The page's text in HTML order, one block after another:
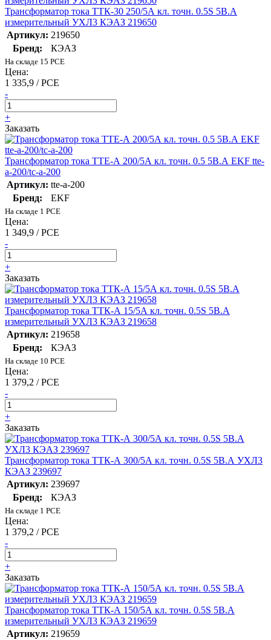
Трансформатор тока ТТК-30 250/5А кл. точн. 0.5S 5В.А
измерительный УХЛ3 КЭАЗ 219650
Артикул: 219650
Бренд:
КЭАЗ
На складе 15 PCE
Цена:
1 335,9 / PCE
-
+
Заказать
Трансформатор тока ТТЕ-А 200/5А кл. точн. 0.5 5В.А EKF tte-
a-200/tc-a-200
Артикул: tte-a-200
Бренд:
EKF
На складе 1 PCE
Цена:
1 349,9 / PCE
-
+
Заказать
Трансформатор тока ТТК-А 15/5А кл. точн. 0.5S 5В.А
измерительный УХЛ3 КЭАЗ 219658
Артикул: 219658
Бренд:
КЭАЗ
На складе 10 PCE
Цена:
1 379,2 / PCE
-
+
Заказать
Трансформатор тока ТТК-А 300/5А кл. точн. 0.5S 5В.А УХЛ3
КЭАЗ 239697
Артикул: 239697
Бренд:
КЭАЗ
На складе 1 PCE
Цена:
1 379,2 / PCE
-
+
Заказать
Трансформатор тока ТТК-А 150/5А кл. точн. 0.5S 5В.А
измерительный УХЛ3 КЭАЗ 219659
Артикул: 219659